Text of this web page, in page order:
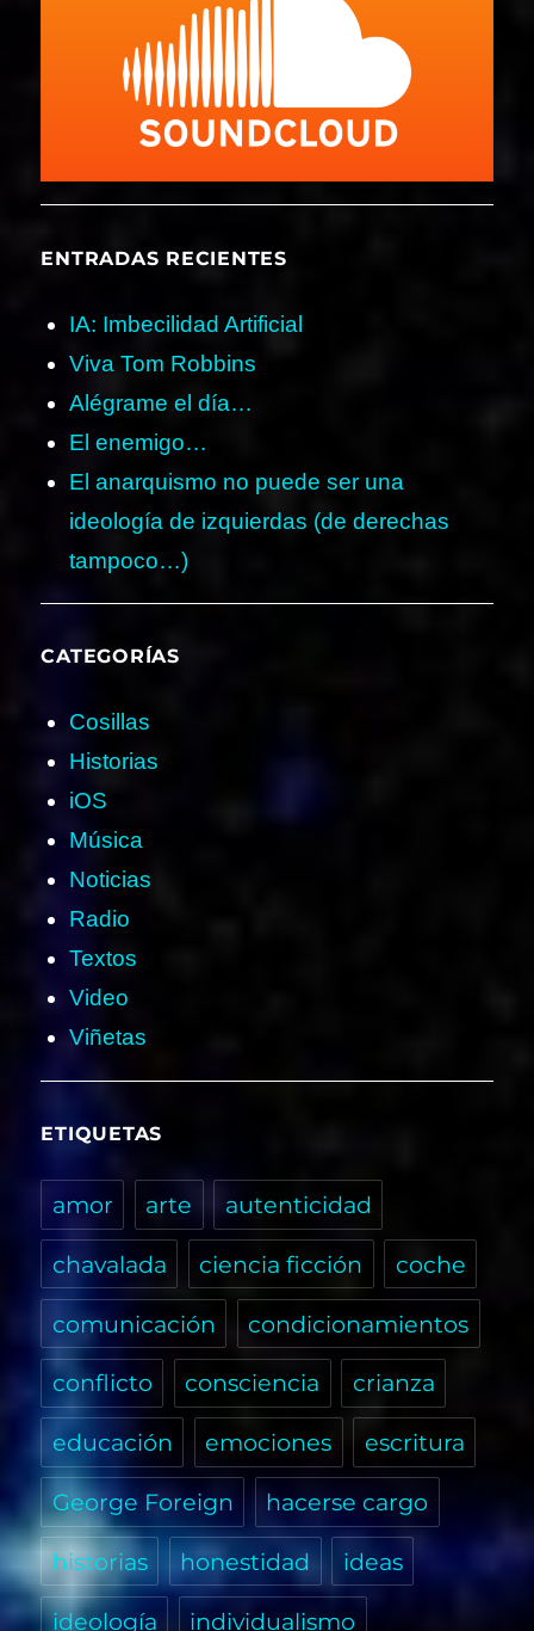
ENTRADAS RECIENTES
IA: Imbecilidad Artificial
Viva Tom Robbins
Alégrame el día…
El enemigo…
El anarquismo no puede ser una
ideología de izquierdas (de derechas
tampoco…)
CATEGORÍAS
Cosillas
Historias
iOS
Música
Noticias
Radio
Textos
Video
Viñetas
ETIQUETAS
amor arte autenticidad
chavalada ciencia ficción coche
comunicación condicionamientos
conflicto consciencia crianza
educación emociones escritura
George Foreign hacerse cargo
historias honestidad ideas
ideología individualismo